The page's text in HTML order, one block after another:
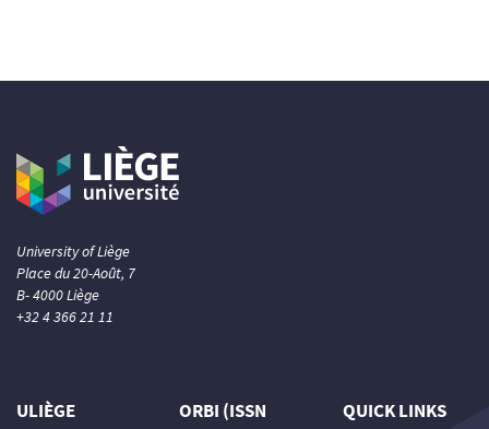
University of Liège
Place du 20-Août, 7
B- 4000 Liège
+32 4 366 21 11
ULIÈGE
ORBI (ISSN
QUICK LINKS